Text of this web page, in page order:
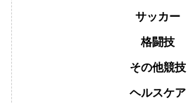
サッカー
格闘技
その他競技
ヘルスケア